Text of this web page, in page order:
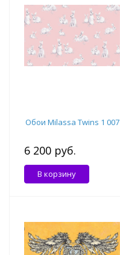
Обои Milassa Twins 1 007
6 200 руб.
В корзину